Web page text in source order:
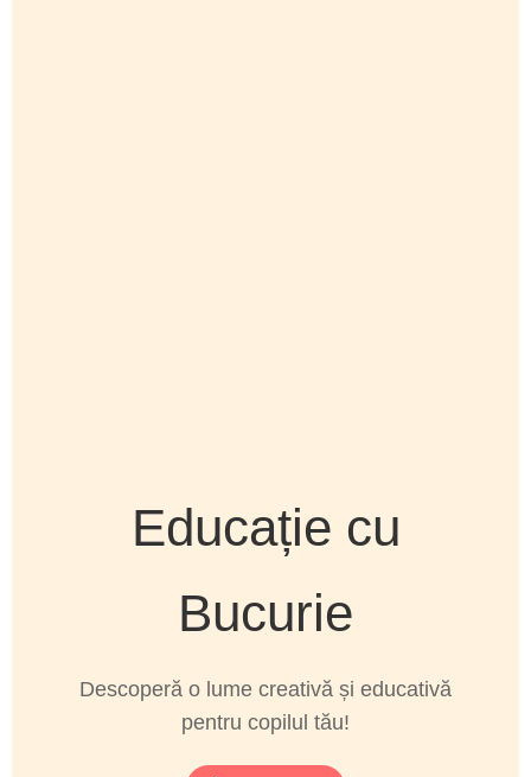
Educație cu
Bucurie
Descoperă o lume creativă și educativă
pentru copilul tău!